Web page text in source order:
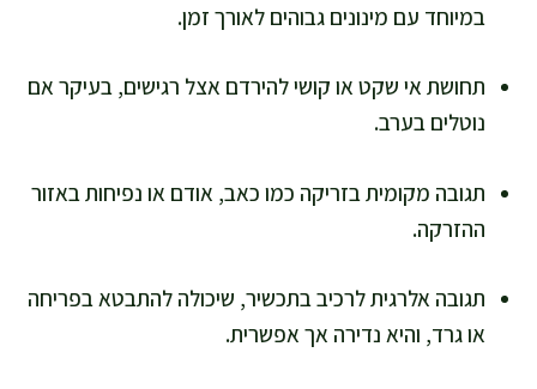
במיוחד עם מינונים גבוהים לאורך זמן.
תחושת אי שקט או קושי להירדם אצל רגישים, בעיקר אם
נוטלים בערב.
תגובה מקומית בזריקה כמו כאב, אודם או נפיחות באזור
ההזרקה.
תגובה אלרגית לרכיב בתכשיר, שיכולה להתבטא בפריחה
או גרד, והיא נדירה אך אפשרית.